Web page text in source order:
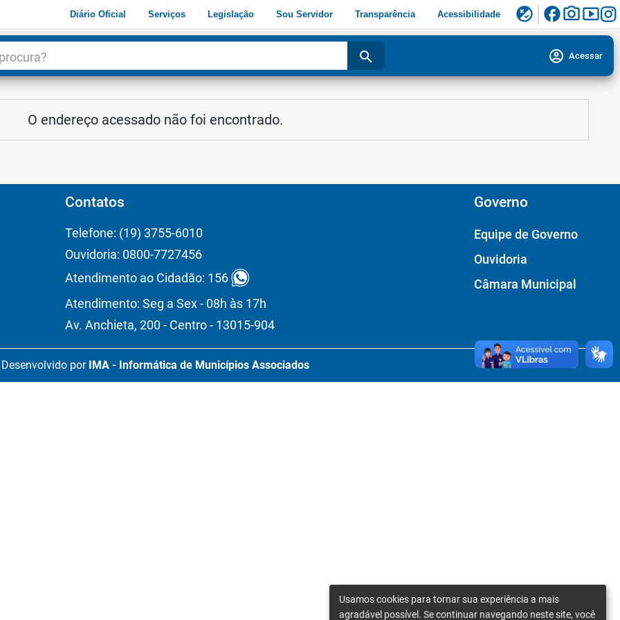
Diário Oficial Serviços Legislação Sou Servidor Transparência Acessibilidade flaky facebookphoto_camerasmart_display
search account_circle Acessar
O endereço acessado não foi encontrado.
Contatos
Telefone: (19) 3755-6010
Ouvidoria: 0800-7727456
Atendimento ao Cidadão: 156
Atendimento: Seg a Sex - 08h às 17h
Av. Anchieta, 200 - Centro - 13015-904
Governo
Equipe de Governo
Ouvidoria
Câmara Municipal
Desenvolvido por IMA - Informática de Municípios Associados
Usamos cookies para tornar sua experiência a mais
agradável possível. Se continuar navegando neste site, você